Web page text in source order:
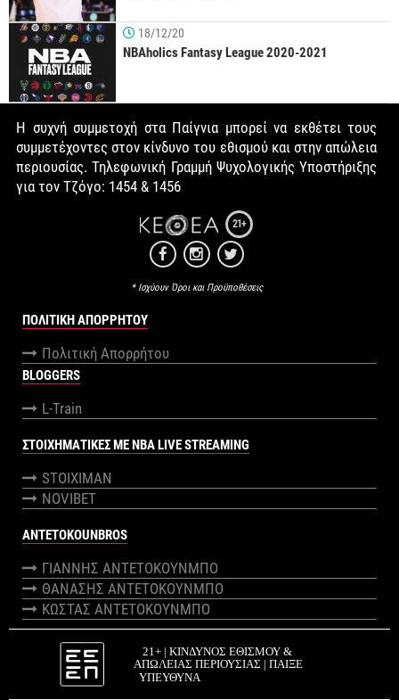
18/12/20
NBAholics Fantasy League 2020-2021
Η συχνή συμμετοχή στα Παίγνια μπορεί να εκθέτει τους
συμμετέχοντες στον κίνδυνο του εθισμού και στην απώλεια
περιουσίας. Τηλεφωνική Γραμμή Ψυχολογικής Υποστήριξης
για τον Τζόγο: 1454 & 1456
21+
* Ισχύουν Όροι και Προϋποθέσεις
ΠΟΛΙΤΙΚΉ ΑΠΟΡΡΉΤΟΥ
Πολιτική Απορρήτου
BLOGGERS
L-Train
ΣΤΟΙΧΗΜΑΤΙΚΕΣ ΜΕ NBA LIVE STREAMING
STOIXIMAN
NOVIBET
ANTETOKOUNBROS
ΓΙΑΝΝΗΣ ΑΝΤΕΤΟΚΟΥΝΜΠΟ
ΘΑΝΑΣΗΣ ΑΝΤΕΤΟΚΟΥΝΜΠΟ
ΚΩΣΤΑΣ ΑΝΤΕΤΟΚΟΥΝΜΠΟ